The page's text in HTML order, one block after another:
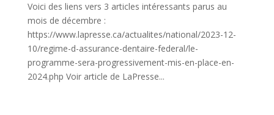
Voici des liens vers 3 articles intéressants parus au
mois de décembre :
https://www.lapresse.ca/actualites/national/2023-12-
10/regime-d-assurance-dentaire-federal/le-
programme-sera-progressivement-mis-en-place-en-
2024.php Voir article de LaPresse...